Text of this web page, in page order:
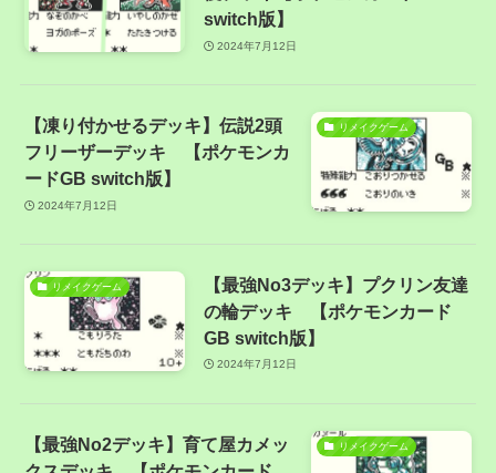
switch版】
2024年7月12日
リメイクゲーム
【凍り付かせるデッキ】伝説2頭
フリーザーデッキ 【ポケモンカ
ードGB switch版】
2024年7月12日
リメイクゲーム
【最強No3デッキ】プクリン友達
の輪デッキ 【ポケモンカード
GB switch版】
2024年7月12日
リメイクゲーム
【最強No2デッキ】育て屋カメッ